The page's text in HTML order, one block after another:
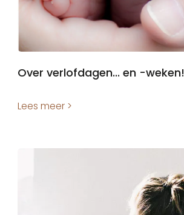
Over verlofdagen... en -weken!
Lees meer >